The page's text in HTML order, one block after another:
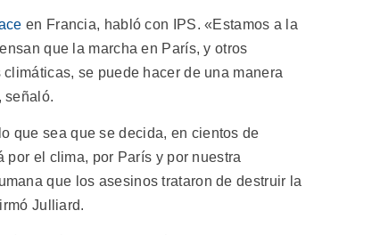
en Francia, habló con IPS. «Estamos a la
que la marcha en París, y otros
se puede hacer de una manera
señaló.
que sea que se decida, en cientos de
el clima, por París y por nuestra
que los asesinos trataron de destruir la
Julliard.